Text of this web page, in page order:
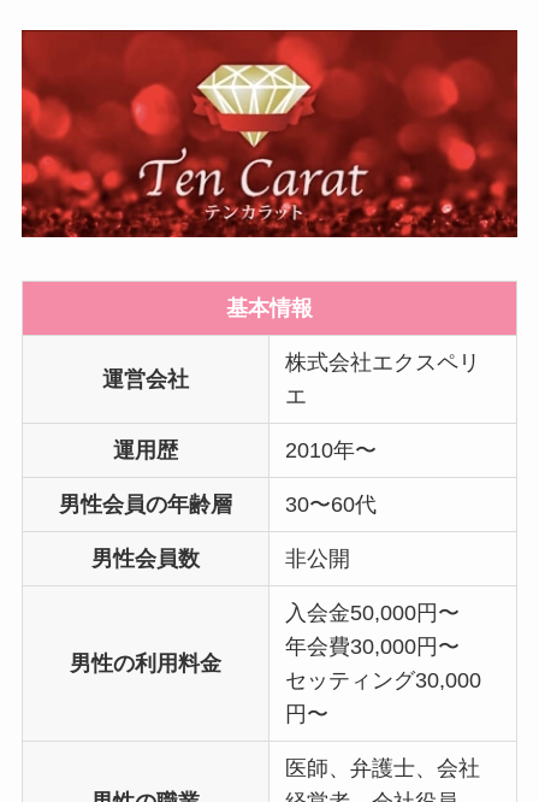
基本情報
運営会社
株式会社エクスペリ
エ
運用歴 2010年〜
男性会員の年齢層 30〜60代
男性会員数 非公開
男性の利用料金
入会金50,000円〜
年会費30,000円〜
セッティング30,000
円〜
医師、弁護士、会社